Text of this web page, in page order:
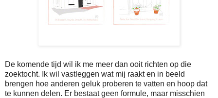
De komende tijd wil ik me meer dan ooit richten op die
zoektocht. Ik wil vastleggen wat mij raakt en in beeld
brengen hoe anderen geluk proberen te vatten en hoop dat
te kunnen delen. Er bestaat geen formule, maar misschien